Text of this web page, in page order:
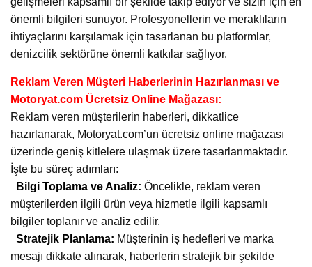
önemli bilgileri sunuyor. Profesyonellerin ve meraklıların
ihtiyaçlarını karşılamak için tasarlanan bu platformlar,
denizcilik sektörüne önemli katkılar sağlıyor.
Reklam Veren Müşteri Haberlerinin Hazırlanması ve
Motoryat.com Ücretsiz Online Mağazası:
Reklam veren müşterilerin haberleri, dikkatlice
hazırlanarak, Motoryat.com’un ücretsiz online mağazası
üzerinde geniş kitlelere ulaşmak üzere tasarlanmaktadır.
İşte bu süreç adımları:
Bilgi Toplama ve Analiz: Öncelikle, reklam veren
müşterilerden ilgili ürün veya hizmetle ilgili kapsamlı
bilgiler toplanır ve analiz edilir.
Stratejik Planlama: Müşterinin iş hedefleri ve marka
mesajı dikkate alınarak, haberlerin stratejik bir şekilde